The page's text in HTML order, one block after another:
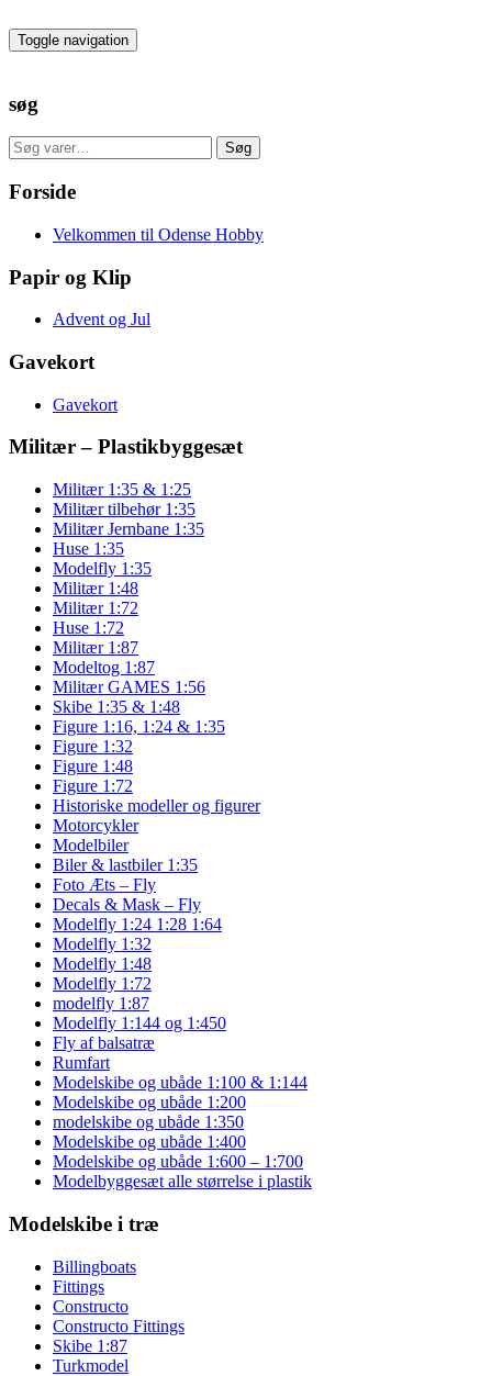
to
the
Toggle navigation
søg
Søg
efter:
Søg
Forside
Velkommen til Odense Hobby
Papir og Klip
Advent og Jul
Gavekort
Gavekort
Militær – Plastikbyggesæt
Militær 1:35 & 1:25
Militær tilbehør 1:35
Militær Jernbane 1:35
Huse 1:35
Modelfly 1:35
Militær 1:48
Militær 1:72
Huse 1:72
Militær 1:87
Modeltog 1:87
Militær GAMES 1:56
Skibe 1:35 & 1:48
Figure 1:16, 1:24 & 1:35
Figure 1:32
Figure 1:48
Figure 1:72
Historiske modeller og figurer
Motorcykler
Modelbiler
Biler & lastbiler 1:35
Foto Æts – Fly
Decals & Mask – Fly
Modelfly 1:24 1:28 1:64
Modelfly 1:32
Modelfly 1:48
Modelfly 1:72
modelfly 1:87
Modelfly 1:144 og 1:450
Fly af balsatræ
Rumfart
Modelskibe og ubåde 1:100 & 1:144
Modelskibe og ubåde 1:200
modelskibe og ubåde 1:350
Modelskibe og ubåde 1:400
Modelskibe og ubåde 1:600 – 1:700
Modelbyggesæt alle størrelse i plastik
Modelskibe i træ
Billingboats
Fittings
Constructo
Constructo Fittings
Skibe 1:87
Turkmodel